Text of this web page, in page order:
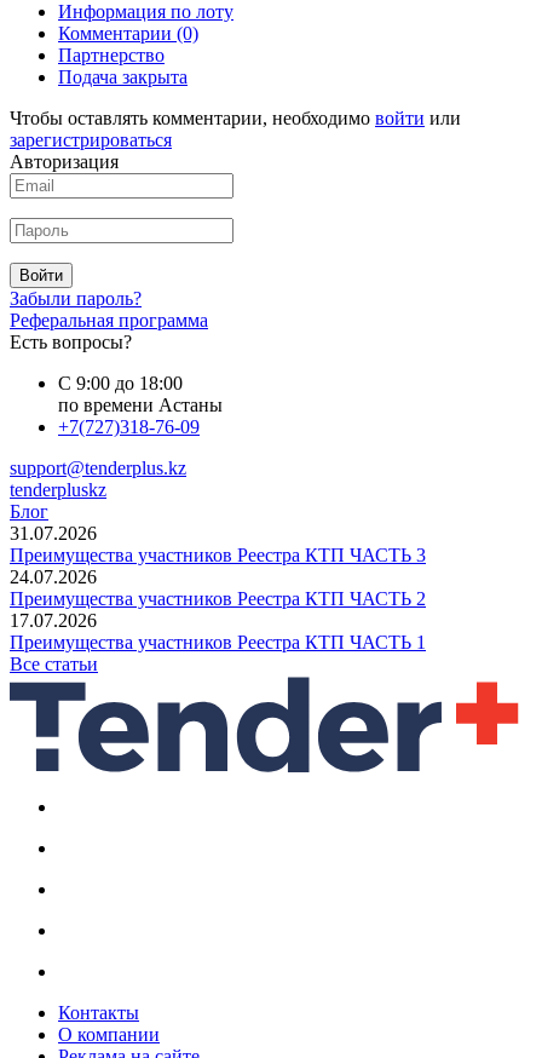
Информация по лоту
Комментарии (0)
Партнерство
Подача закрыта
Чтобы оставлять комментарии, необходимо войти или
зарегистрироваться
Авторизация
Войти
Забыли пароль?
Реферальная программа
Есть вопросы?
С 9:00 до 18:00
по времени Астаны
+7(727)318-76-09
support@tenderplus.kz
tenderpluskz
Блог
31.07.2026
Преимущества участников Реестра КТП ЧАСТЬ 3
24.07.2026
Преимущества участников Реестра КТП ЧАСТЬ 2
17.07.2026
Преимущества участников Реестра КТП ЧАСТЬ 1
Все статьи
Контакты
О компании